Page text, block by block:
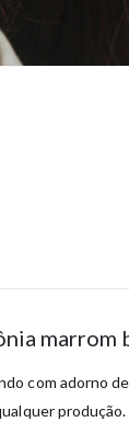
marrom
com adorno
produção.